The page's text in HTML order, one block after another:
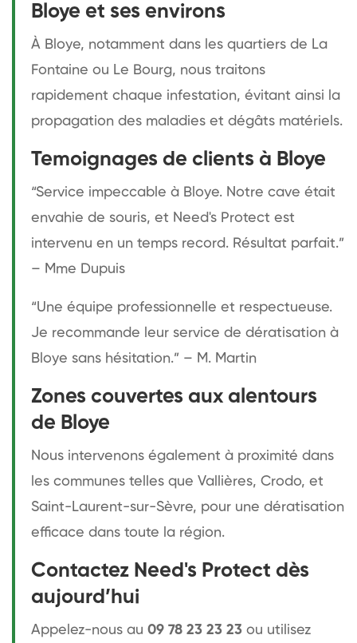
Bloye et ses environs
À Bloye, notamment dans les quartiers de La
Fontaine ou Le Bourg, nous traitons
rapidement chaque infestation, évitant ainsi la
propagation des maladies et dégâts matériels.
Temoignages de clients à Bloye
“Service impeccable à Bloye. Notre cave était
envahie de souris, et Need's Protect est
intervenu en un temps record. Résultat parfait.”
– Mme Dupuis
“Une équipe professionnelle et respectueuse.
Je recommande leur service de dératisation à
Bloye sans hésitation.” – M. Martin
Zones couvertes aux alentours
de Bloye
Nous intervenons également à proximité dans
les communes telles que Vallières, Crodo, et
Saint-Laurent-sur-Sèvre, pour une dératisation
efficace dans toute la région.
Contactez Need's Protect dès
aujourd’hui
Appelez-nous au 09 78 23 23 23 ou utilisez